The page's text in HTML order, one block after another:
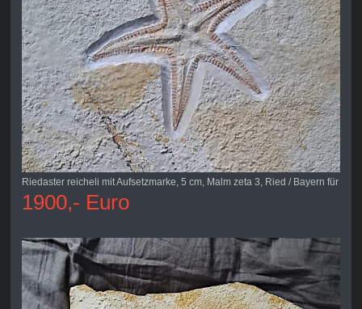
Riedaster reicheli mit Aufsetzmarke, 5 cm, Malm zeta 3, Ried / Bayern für
1900,- Euro